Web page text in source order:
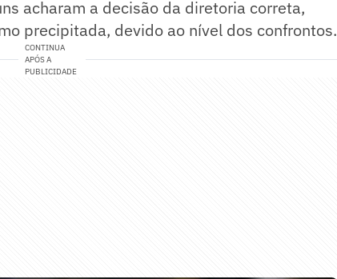
acharam a decisão da diretoria correta,
precipitada, devido ao nível dos confrontos.
CONTINUA
APÓS A
PUBLICIDADE